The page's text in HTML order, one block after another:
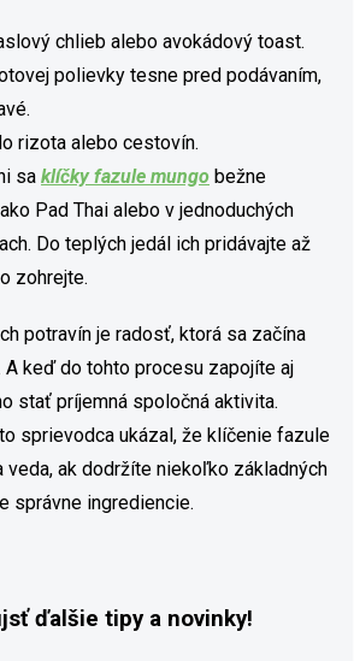
chlieb alebo avokádový toast.
polievky tesne pred podávaním,
rizota alebo cestovín.
sa klíčky fazule mungo bežne
Pad Thai alebo v jednoduchých
Do teplých jedál ich pridávajte až
zohrejte.
potravín je radosť, ktorá sa začína
keď do tohto procesu zapojíte aj
stať príjemná spoločná aktivita.
sprievodca ukázal, že klíčenie fazule
veda, ak dodržíte niekoľko základných
správne ingrediencie.
ďalšie tipy a novinky!